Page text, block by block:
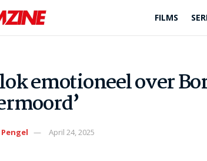
FILMS
emotioneel over
April 24, 2025